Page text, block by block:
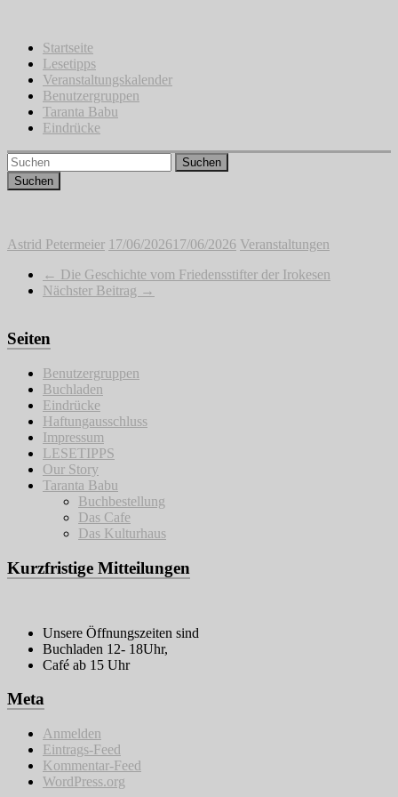
springenStartseite
Lesetipps
Veranstaltungskalender
Benutzergruppen
Taranta Babu
Eindrücke
Suchen
Astrid Petermeier 17/06/202617/06/2026 Veranstaltungen
← Die Geschichte vom Friedensstifter der Irokesen
Nächster Beitrag →
Seiten
Benutzergruppen
Buchladen
Eindrücke
Haftungausschluss
Impressum
LESETIPPS
Our Story
Taranta Babu
Buchbestellung
Das Cafe
Das Kulturhaus
Kurzfristige Mitteilungen
Unsere Öffnungszeiten sind
Buchladen 12- 18Uhr,
Café ab 15 Uhr
Meta
Anmelden
Eintrags-Feed
Kommentar-Feed
WordPress.org